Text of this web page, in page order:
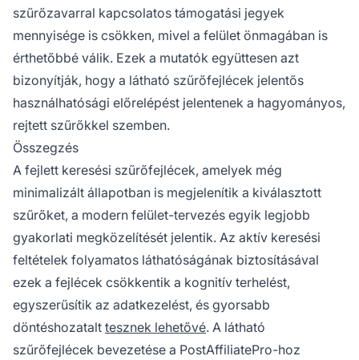
szűrőzavarral kapcsolatos támogatási jegyek
mennyisége is csökken, mivel a felület önmagában is
érthetőbbé válik. Ezek a mutatók együttesen azt
bizonyítják, hogy a látható szűrőfejlécek jelentős
használhatósági előrelépést jelentenek a hagyományos,
rejtett szűrőkkel szemben.
Összegzés
A fejlett keresési szűrőfejlécek, amelyek még
minimalizált állapotban is megjelenítik a kiválasztott
szűrőket, a modern felület-tervezés egyik legjobb
gyakorlati megközelítését jelentik. Az aktív keresési
feltételek folyamatos láthatóságának biztosításával
ezek a fejlécek csökkentik a kognitív terhelést,
egyszerűsítik az adatkezelést, és gyorsabb
döntéshozatalt tesznek lehetővé. A látható
szűrőfejlécek bevezetése a PostAffiliatePro-hoz